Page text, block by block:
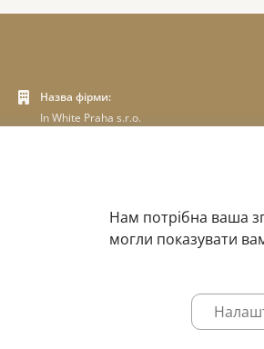
Назва фірми:
In White Praha s.r.o.
ICO - 180 01 581
DIC: CZ18001581
Нам потрібна ваша
могли показувати